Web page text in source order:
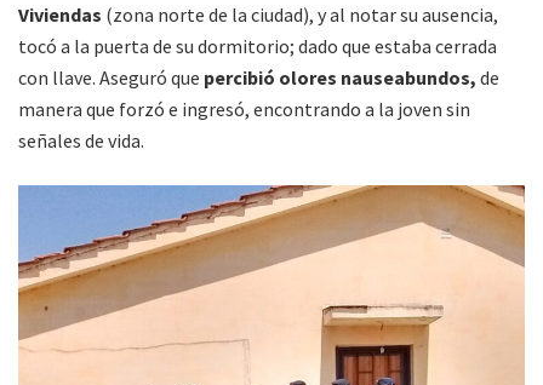
Viviendas (zona norte de la ciudad), y al notar su ausencia,
tocó a la puerta de su dormitorio; dado que estaba cerrada
con llave. Aseguró que percibió olores nauseabundos, de
manera que forzó e ingresó, encontrando a la joven sin
señales de vida.